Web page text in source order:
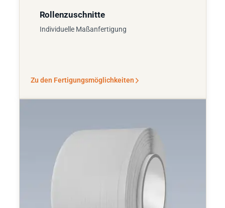
Rollenzuschnitte
Individuelle Maßanfertigung
Zu den Fertigungsmöglichkeiten